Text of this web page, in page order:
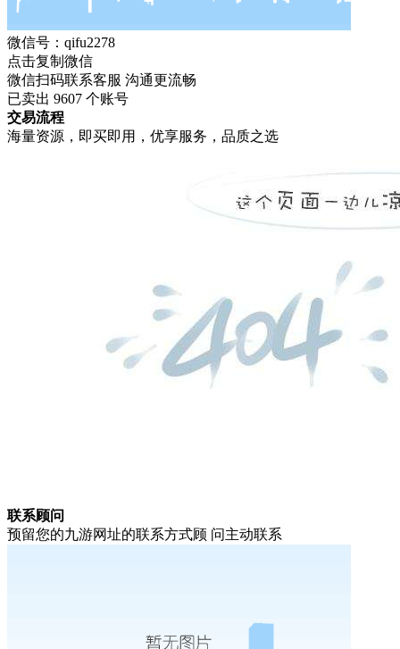
微信号：qifu2278
点击复制微信
微信扫码联系客服 沟通更流畅
已卖出 9607 个账号
交易流程
海量资源，即买即用，优享服务，品质之选
联系顾问
预留您的九游网址的联系方式顾 问主动联系